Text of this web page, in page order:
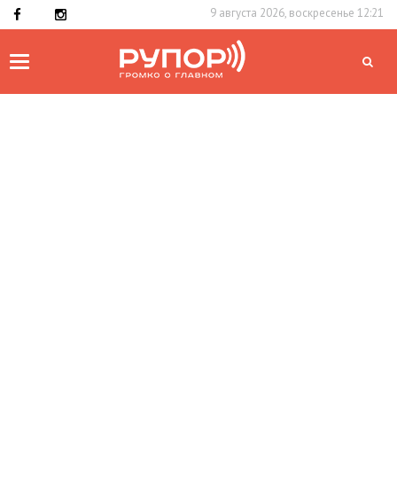
9 августа 2026, воскресенье 12:21
Toggle